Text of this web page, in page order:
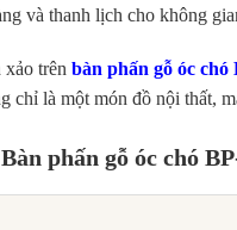
và thanh lịch cho không
trên bàn phấn gỗ óc chó
chỉ là một món đồ nội thất,
phấn gỗ óc chó